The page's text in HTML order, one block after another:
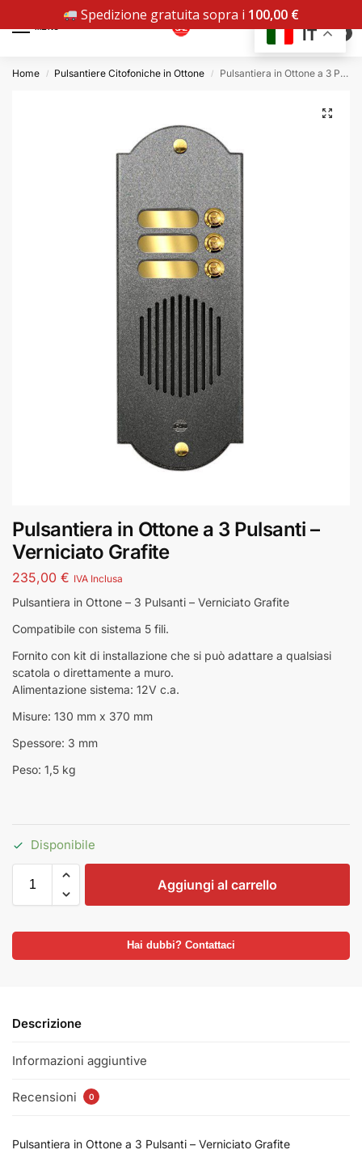
0
Home / Pulsantiere Citofoniche in Ottone / Pulsantiera in Ottone a 3 Pulsanti – Verniciato Grafite
Pulsantiera in Ottone a 3 Pulsanti –
Verniciato Grafite
235,00 € IVA Inclusa
Pulsantiera in Ottone – 3 Pulsanti – Verniciato Grafite
Compatibile con sistema 5 fili.
Fornito con kit di installazione che si può adattare a qualsiasi
scatola o direttamente a muro.
Alimentazione sistema: 12V c.a.
Misure: 130 mm x 370 mm
Spessore: 3 mm
Peso: 1,5 kg
Disponibile
Aggiungi al carrello
Hai dubbi? Contattaci
Descrizione
Informazioni aggiuntive
Recensioni 0
Pulsantiera in Ottone a 3 Pulsanti – Verniciato Grafite
IT
Spedizione gratuita sopra i 100,00 €